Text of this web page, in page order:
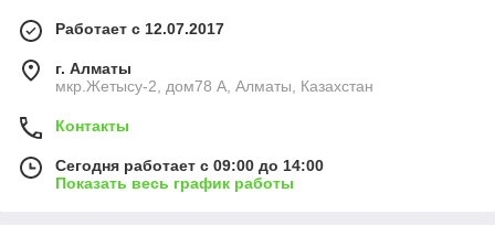
Работает с 12.07.2017
г. Алматы
мкр.Жетысу-2, дом78 А, Алматы, Казахстан
Контакты
Сегодня работает с 09:00 до 14:00
Показать весь график работы